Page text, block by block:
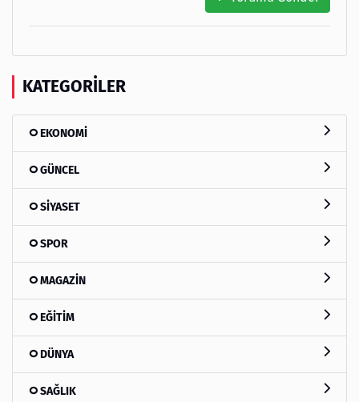
KATEGORILER
EKONOMİ
GÜNCEL
SİYASET
SPOR
MAGAZİN
EĞİTİM
DÜNYA
SAĞLIK